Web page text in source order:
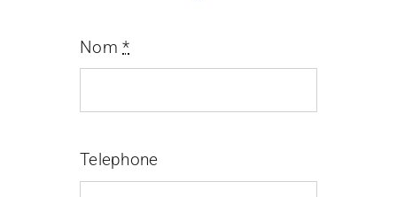
Nom*
Telephone